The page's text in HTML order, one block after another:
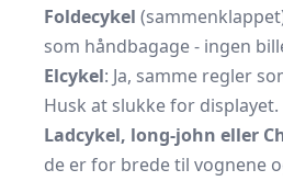
Foldecykel
som håndbagage - ingen
Elcykel: Ja, samme regler
Husk at slukke for displayet.
Ladcykel, long-john eller
de er for brede til vognene